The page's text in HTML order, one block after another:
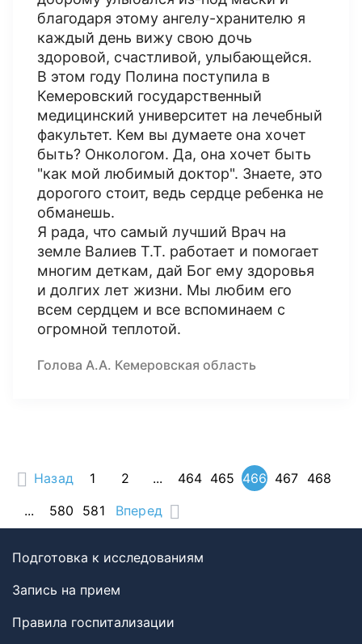
благодаря этому ангелу-хранителю я
каждый день вижу свою дочь
здоровой, счастливой, улыбающейся.
В этом году Полина поступила в
Кемеровский государственный
медицинский университет на лечебный
факультет. Кем вы думаете она хочет
быть? Онкологом. Да, она хочет быть
"как мой любимый доктор". Знаете, это
дорогого стоит, ведь сердце ребенка не
обманешь.
Я рада, что самый лучший Врач на
земле Валиев Т.Т. работает и помогает
многим деткам, дай Бог ему здоровья
и долгих лет жизни. Мы любим его
всем сердцем и все вспоминаем с
огромной теплотой.
Голова А.А. Кемеровская область
Назад 1 2 ... 464 465 466 467 468
...
580 581 Вперед
Подготовка к исследованиям
Запись на прием
Правила госпитализации